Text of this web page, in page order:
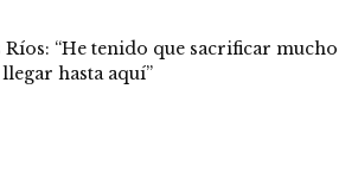
Ríos: “He tenido que sacrificar mucho
hasta aquí”